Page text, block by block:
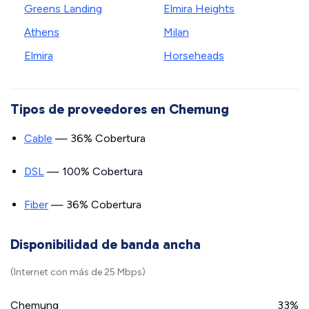
Greens Landing
Athens
Elmira
Elmira Heights
Milan
Horseheads
Tipos de proveedores en Chemung
Cable — 36% Cobertura
DSL — 100% Cobertura
Fiber — 36% Cobertura
Disponibilidad de banda ancha
(Internet con más de 25 Mbps)
Chemung 33%